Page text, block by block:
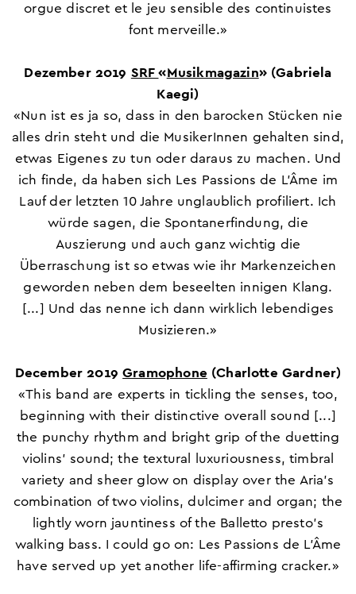
orgue discret et le jeu sensible des continuistes
font merveille.»
Dezember 2019 SRF«Musikmagazin» (Gabriela
Kaegi)
«Nun ist es ja so, dass in den barocken Stücken nie
alles drin steht und die MusikerInnen gehalten sind,
etwas Eigenes zu tun oder daraus zu machen. Und
ich finde, da haben sich Les Passions de L’Âme im
Lauf der letzten 10 Jahre unglaublich profiliert. Ich
würde sagen, die Spontanerfindung, die
Auszierung und auch ganz wichtig die
Überraschung ist so etwas wie ihr Markenzeichen
geworden neben dem beseelten innigen Klang.
[...] Und das nenne ich dann wirklich lebendiges
Musizieren.»
December 2019Gramophone (Charlotte Gardner)
«This band are experts in tickling the senses, too,
beginning with their distinctive overall sound [...]
the punchy rhythm and bright grip of the duetting
violins’ sound; the textural luxuriousness, timbral
variety and sheer glow on display over the Aria’s
combination of two violins, dulcimer and organ; the
lightly worn jauntiness of the Balletto presto’s
walking bass. I could go on: Les Passions de L’Âme
have served up yet another life-affirming cracker.»